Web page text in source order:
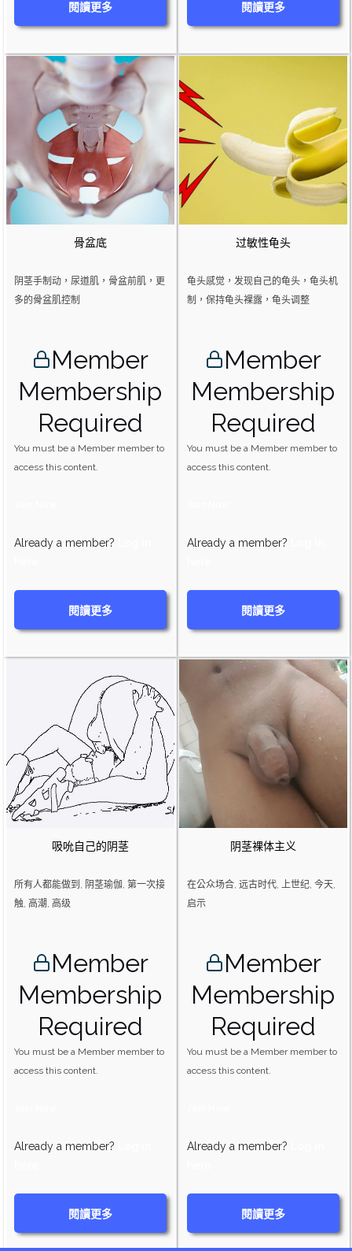
閱讀更多 閱讀更多
骨盆底
阴茎手制动，尿道肌，骨盆前肌，更
多的骨盆肌控制
Member
Membership
Required
You must be a Member member to
access this content.
Already a member?
閱讀更多
过敏性龟头
龟头感觉，发现自己的龟头，龟头机
制，保持龟头裸露，龟头调整
Member
Membership
Required
You must be a Member member to
access this content.
Already a member?
閱讀更多
吸吮自己的阴茎
所有人都能做到, 阴茎瑜伽, 第一次接
触, 高潮, 高级
Member
Membership
Required
You must be a Member member to
access this content.
Already a member?
閱讀更多
阴茎裸体主义
在公众场合, 远古时代, 上世纪, 今天,
启示
Member
Membership
Required
You must be a Member member to
access this content.
Already a member?
閱讀更多